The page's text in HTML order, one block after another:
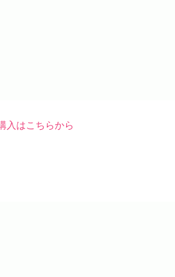
入はこちらから